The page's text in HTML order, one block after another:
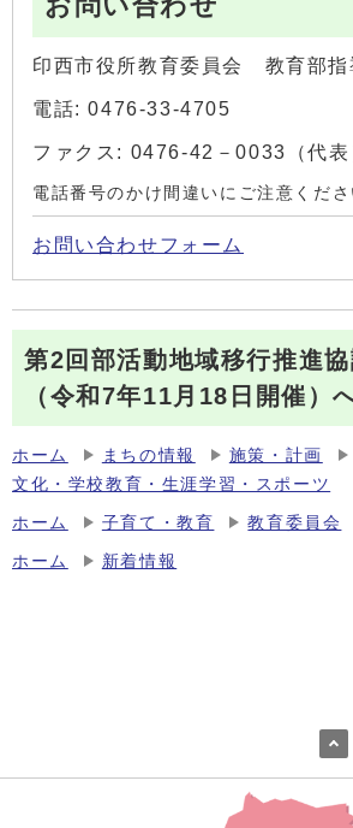
印西市役所教育委員会 教育部指
電話: 0476-33-4705
ファクス: 0476-42－0033（代表
電話番号のかけ間違いにご注意くださ
お問い合わせフォーム
第2回部活動地域移行推進
（令和7年11月18日開催）
ホーム まちの情報
施策・計画
文化・学校教育・生涯学習・スポーツ
ホーム 子育て・教育 教育委員会
ホーム 新着情報